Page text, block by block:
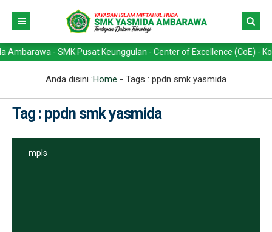
- SMK Pusat Keunggulan - Center of Excellence (CoE) -
Anda disini :Home - Tags : ppdn smk yasmida
Tag : ppdn smk yasmida
mpls